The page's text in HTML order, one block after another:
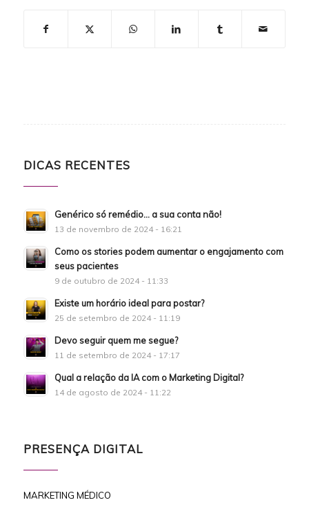
DICAS RECENTES
Genérico só remédio… a sua conta não!
13 de novembro de 2024 - 16:21
Como os stories podem aumentar o engajamento com
seus pacientes
9 de outubro de 2024 - 11:33
Existe um horário ideal para postar?
25 de setembro de 2024 - 11:19
Devo seguir quem me segue?
11 de setembro de 2024 - 17:17
Qual a relação da IA com o Marketing Digital?
14 de agosto de 2024 - 11:22
PRESENÇA DIGITAL
MARKETING MÉDICO